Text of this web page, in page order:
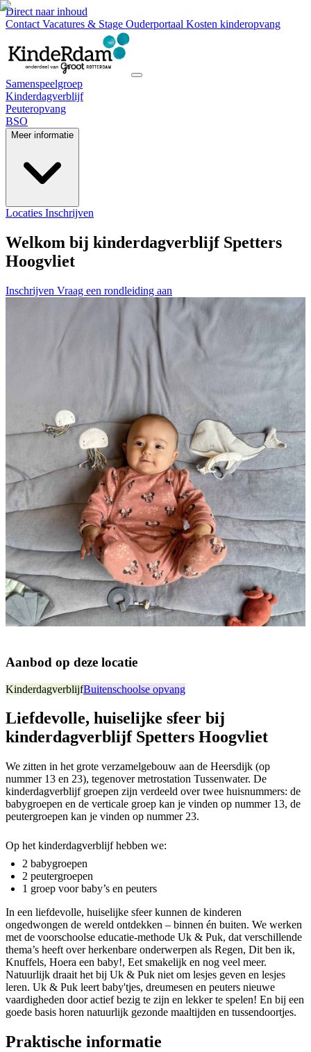
Direct naar inhoud
Contact Vacatures & Stage Ouderportaal Kosten kinderopvang
Samenspeelgroep
Kinderdagverblijf
Peuteropvang
BSO
Meer informatie
Locaties Inschrijven
Welkom bij kinderdagverblijf Spetters
Hoogvliet
Inschrijven Vraag een rondleiding aan
Aanbod op deze locatie
KinderdagverblijfBuitenschoolse opvang
Liefdevolle, huiselijke sfeer bij
kinderdagverblijf Spetters Hoogvliet
We zitten in het grote verzamelgebouw aan de Heersdijk (op
nummer 13 en 23), tegenover metrostation Tussenwater. De
kinderdagverblijf groepen zijn verdeeld over twee huisnummers: de
babygroepen en de verticale groep kan je vinden op nummer 13, de
peutergroepen kan je vinden op nummer 23.
Op het kinderdagverblijf hebben we:
2 babygroepen
2 peutergroepen
1 groep voor baby’s en peuters
In een liefdevolle, huiselijke sfeer kunnen de kinderen
ongedwongen de wereld ontdekken – binnen én buiten. We werken
met de voorschoolse educatie-methode Uk & Puk, dat verschillende
thema’s heeft over herkenbare onderwerpen als Regen, Dit ben ik,
Knuffels, Hoera een baby!, Eet smakelijk en nog veel meer.
Natuurlijk draait het bij Uk & Puk niet om lesjes geven en lesjes
leren. Uk & Puk leert baby'tjes, dreumesen en peuters nieuwe
vaardigheden door actief bezig te zijn en lekker te spelen! En bij een
goede basis horen natuurlijk gezonde maaltijden en tussendoortjes.
Praktische informatie